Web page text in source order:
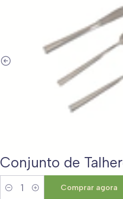
Conjunto de
Quantidade
Comprar agora